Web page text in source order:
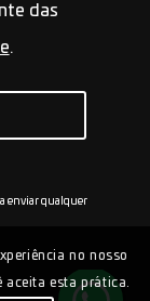
das
.
enviar qualquer
no nosso
aceita esta prática.